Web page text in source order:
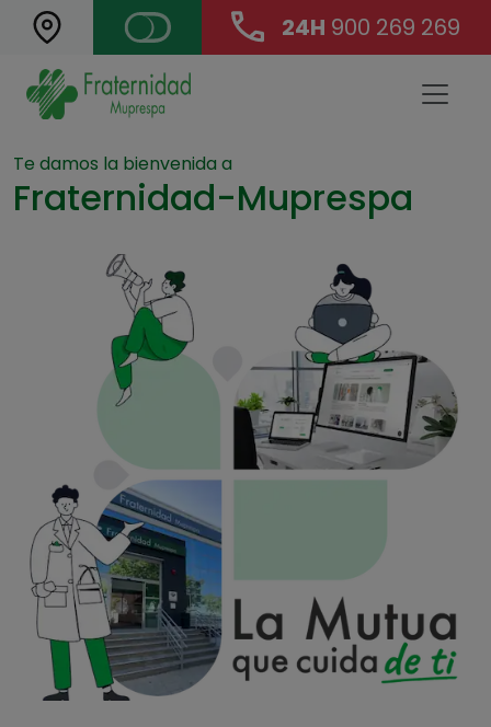
24H 900 269 269
Landing Main Navigation
Te damos la bienvenida a
Fraternidad-Muprespa